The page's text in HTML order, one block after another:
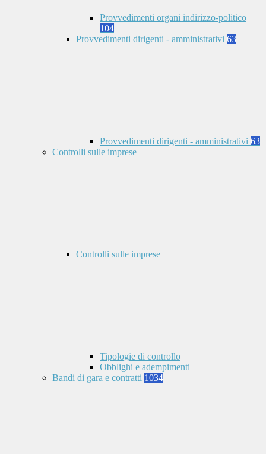
Provvedimenti organi indirizzo-politico
104
Provvedimenti dirigenti - amministrativi 63
Provvedimenti dirigenti - amministrativi 63
Controlli sulle imprese
Controlli sulle imprese
Tipologie di controllo
Obblighi e adempimenti
Bandi di gara e contratti 1034